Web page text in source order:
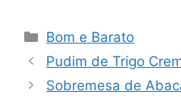
Categorias
Bom e Barato
Pudim de Trigo
Sobremesa de